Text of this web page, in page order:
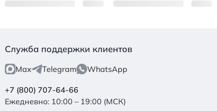
Служба поддержки клиентов
Max Telegram WhatsApp
+7 (800) 707-64-66
Ежедневно: 10:00 – 19:00 (МСК)